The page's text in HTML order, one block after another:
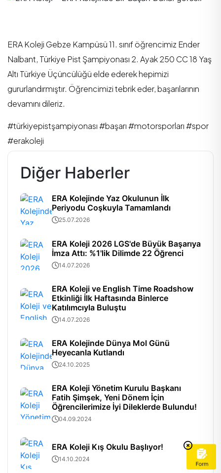
ERA Koleji Gebze Kampüsü 11. sınıf öğrencimiz Ender
Nalbant, Türkiye Pist Şampiyonası 2. Ayak 250 CC 18 Yaş
Altı Türkiye Üçüncülüğü elde ederek hepimizi
gururlandırmıştır. Öğrencimizi tebrik eder, başarılarının
devamını dileriz.
#türkiyepistşampiyonası #başarı #motorsporları #spor
#erakoleji
Diğer Haberler
ERA Kolejinde Yaz Okulunun İlk
Periyodu Coşkuyla Tamamlandı
25.07.2026
ERA Koleji 2026 LGS'de Büyük Başarıya
İmza Attı: %1'lik Dilimde 22 Öğrenci
14.07.2026
ERA Koleji ve English Time Roadshow
Etkinliği İlk Haftasında Binlerce
Katılımcıyla Buluştu
14.07.2026
ERA Kolejinde Dünya Mol Günü
Heyecanla Kutlandı
24.10.2025
ERA Koleji Yönetim Kurulu Başkanı
Fatih Şimşek, Yeni Dönem İçin
Öğrencilerimize İyi Dileklerde Bulundu!
04.09.2024
ERA Koleji Kış Okulu Başlıyor!
14.10.2024